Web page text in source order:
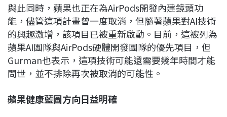
與此同時，蘋果也正在為AirPods開發內建鏡頭功
能，儘管這項計畫曾一度取消，但隨著蘋果對AI技術
的興趣激增，該項目已被重新啟動。目前，這被列為
蘋果AI團隊與AirPods硬體開發團隊的優先項目，但
Gurman也表示，這項技術可能還需要幾年時間才能
問世，並不排除再次被取消的可能性。
蘋果健康藍圖方向日益明確